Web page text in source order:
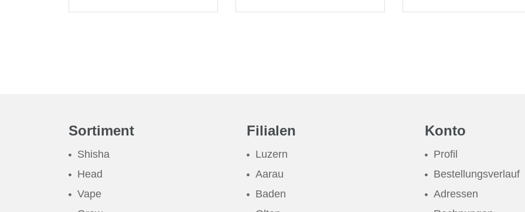
Sortiment
Shisha
Head
Vape
Filialen
Luzern
Aarau
Baden
Konto
Profil
Bestellungsverlauf
Adressen